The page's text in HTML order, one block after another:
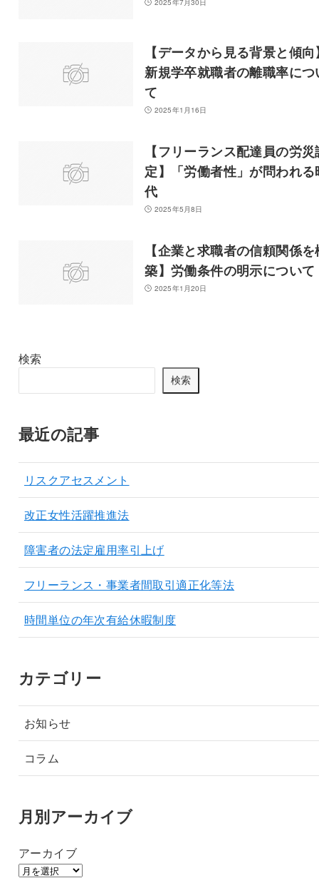
2025年7月30日
【データから見る背景と傾向
新規学卒就職者の離職率につ
て
2025年1月16日
【フリーランス配達員の労災
定】「労働者性」が問われる
代
2025年5月8日
【企業と求職者の信頼関係を
築】労働条件の明示について
2025年1月20日
検索
検索
最近の記事
リスクアセスメント
改正女性活躍推進法
障害者の法定雇用率引上げ
フリーランス・事業者間取引適正化等法
時間単位の年次有給休暇制度
カテゴリー
お知らせ
コラム
月別アーカイブ
アーカイブ